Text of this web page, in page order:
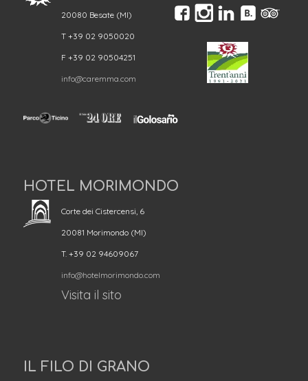
20080 Besate (MI)
T +39 02 9050020
F +39 02 90504251
info@caremma.com
HOTEL MORIMONDO
Corte dei Cistercensi, 6
20081 Morimondo (MI)
T. +39 02 94609067
info@hotelmorimondo.com
Visita il sito
IL FILO DI GRANO